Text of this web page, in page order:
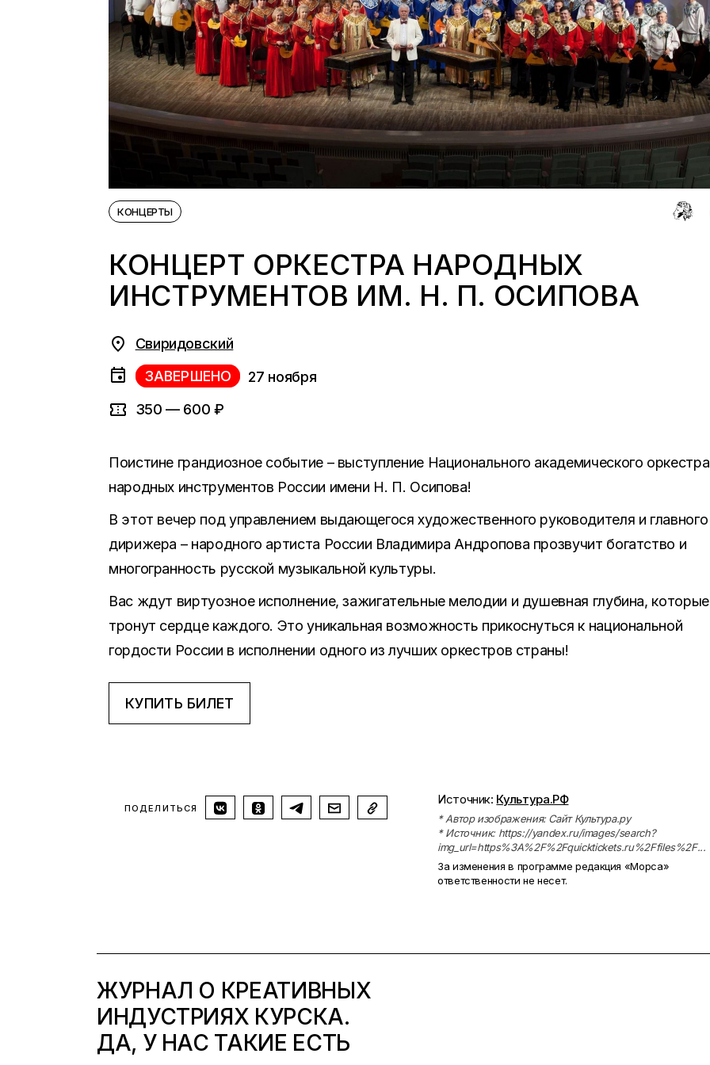
КОНЦЕРТЫ
КОНЦЕРТ ОРКЕСТРА НАРОДНЫХ
ИНСТРУМЕНТОВ ИМ. Н. П. ОСИПОВА
Свиридовский
ЗАВЕРШЕНО
27 ноября
350 — 600 ₽
Поистине грандиозное событие – выступление Национального академического оркестра
народных инструментов России имени Н. П. Осипова!
В этот вечер под управлением выдающегося художественного руководителя и главного
дирижера – народного артиста России Владимира Андропова прозвучит богатство и
многогранность русской музыкальной культуры.
Вас ждут виртуозное исполнение, зажигательные мелодии и душевная глубина, которые
тронут сердце каждого. Это уникальная возможность прикоснуться к национальной
гордости России в исполнении одного из лучших оркестров страны!
КУПИТЬ БИЛЕТ
ПОДЕЛИТЬСЯ
Источник: Культура.РФ
* Автор изображения: Сайт Культура.ру
* Источник: https://yandex.ru/images/search?
img_url=https%3A%2F%2Fquicktickets.ru%2Ffiles%2F...
За изменения в программе редакция «Морса»
ответственности не несет.
ЖУРНАЛ О КРЕАТИВНЫХ
ИНДУСТРИЯХ КУРСКА.
ДА, У НАС ТАКИЕ ЕСТЬ